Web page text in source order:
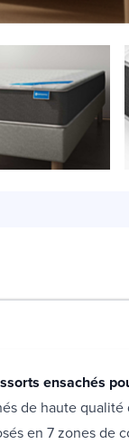
ensachés
de haute
en 7 zones de